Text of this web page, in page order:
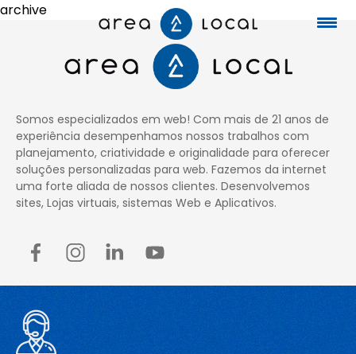
Fale conosco
Serviços
Portfólio
archive
Somos especializados em web! Com mais de 21 anos de
experiência desempenhamos nossos trabalhos com
planejamento, criatividade e originalidade para oferecer
soluções personalizadas para web. Fazemos da internet
uma forte aliada de nossos clientes. Desenvolvemos
sites, Lojas virtuais, sistemas Web e Aplicativos.